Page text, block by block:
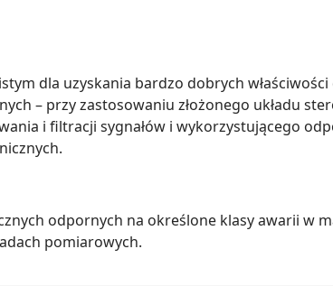
dla uzyskania bardzo dobrych
– przy zastosowaniu złożonego układu
i filtracji sygnałów i wykorzystującego
odpornych na określone klasy awarii w
pomiarowych.